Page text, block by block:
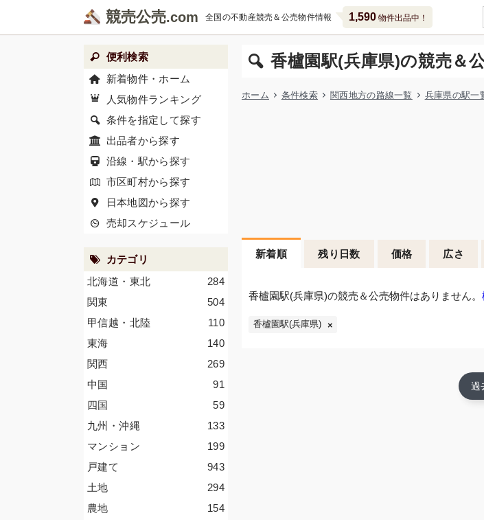
競売公売 全国の不動産競売＆公売物件情報 1,590物件出品中！
香櫨園駅(兵庫県)の競売＆
ホーム 条件検索 関西地方の路線一覧 兵庫県の駅一
新着順 残り日数 価格 広さ
香櫨園駅(兵庫県)の競売＆公売物件はありません。
香櫨園駅(兵庫県)
過
便利検索
新着物件・ホーム
人気物件ランキング
条件を指定して探す
出品者から探す
沿線・駅から探す
市区町村から探す
日本地図から探す
売却スケジュール
カテゴリ
284
北海道・東北
504
関東
110
甲信越・北陸
140
東海
269
関西
91
中国
59
四国
133
九州・沖縄
199
マンション
943
戸建て
294
土地
154
農地